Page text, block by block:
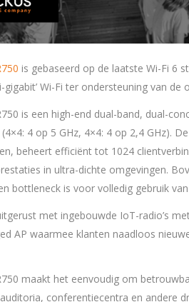
is gebaseerd op de laatste Wi-Fi 6
gigabit’ Wi-Fi ter ondersteuning van
is een high-end dual-band, dual-
4 op 5 GHz, 4×4: 4 op 2,4 GHz).
beheert efficiënt tot 1024
in ultra-dichte omgevingen.
bottleneck is voor volledig gebruik
met ingebouwde IoT-radio’s
AP waarmee klanten naadloos
maakt het eenvoudig om
conferentiecentra en andere